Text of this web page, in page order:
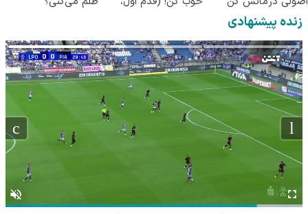
زنده پیشنهادی